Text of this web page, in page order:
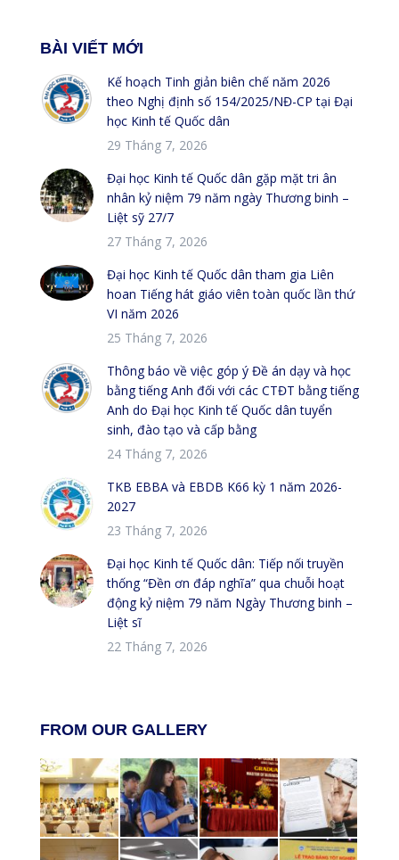
BÀI VIẾT MỚI
Kế hoạch Tinh giản biên chế năm 2026
theo Nghị định số 154/2025/NĐ-CP tại Đại
học Kinh tế Quốc dân
29 Tháng 7, 2026
Đại học Kinh tế Quốc dân gặp mặt tri ân
nhân kỷ niệm 79 năm ngày Thương binh –
Liệt sỹ 27/7
27 Tháng 7, 2026
Đại học Kinh tế Quốc dân tham gia Liên
hoan Tiếng hát giáo viên toàn quốc lần thứ
VI năm 2026
25 Tháng 7, 2026
Thông báo về việc góp ý Đề án dạy và học
bằng tiếng Anh đối với các CTĐT bằng tiếng
Anh do Đại học Kinh tế Quốc dân tuyển
sinh, đào tạo và cấp bằng
24 Tháng 7, 2026
TKB EBBA và EBDB K66 kỳ 1 năm 2026-
2027
23 Tháng 7, 2026
Đại học Kinh tế Quốc dân: Tiếp nối truyền
thống “Đền ơn đáp nghĩa” qua chuỗi hoạt
động kỷ niệm 79 năm Ngày Thương binh –
Liệt sĩ
22 Tháng 7, 2026
FROM OUR GALLERY